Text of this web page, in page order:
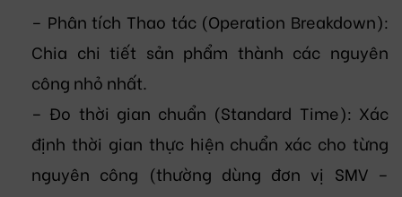
– Phân tích Thao tác (Operation Breakdown):
Chia chi tiết sản phẩm thành các nguyên
công nhỏ nhất.
– Đo thời gian chuẩn (Standard Time): Xác
định thời gian thực hiện chuẩn xác cho từng
nguyên công (thường dùng đơn vị SMV –